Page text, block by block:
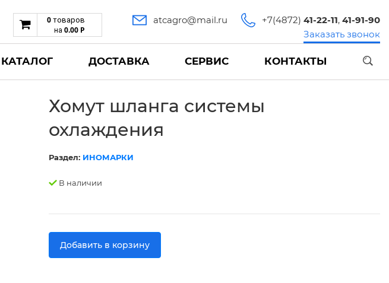
0 товаров
на 0.00 Р
atcagro@mail.ru +7(4872) 41-22-11, 41-91-90
Заказать звонок
КАТАЛОГ ДОСТАВКА СЕРВИС КОНТАКТЫ
Хомут шланга системы
охлаждения
Раздел: ИНОМАРКИ
В наличии
Добавить в корзину